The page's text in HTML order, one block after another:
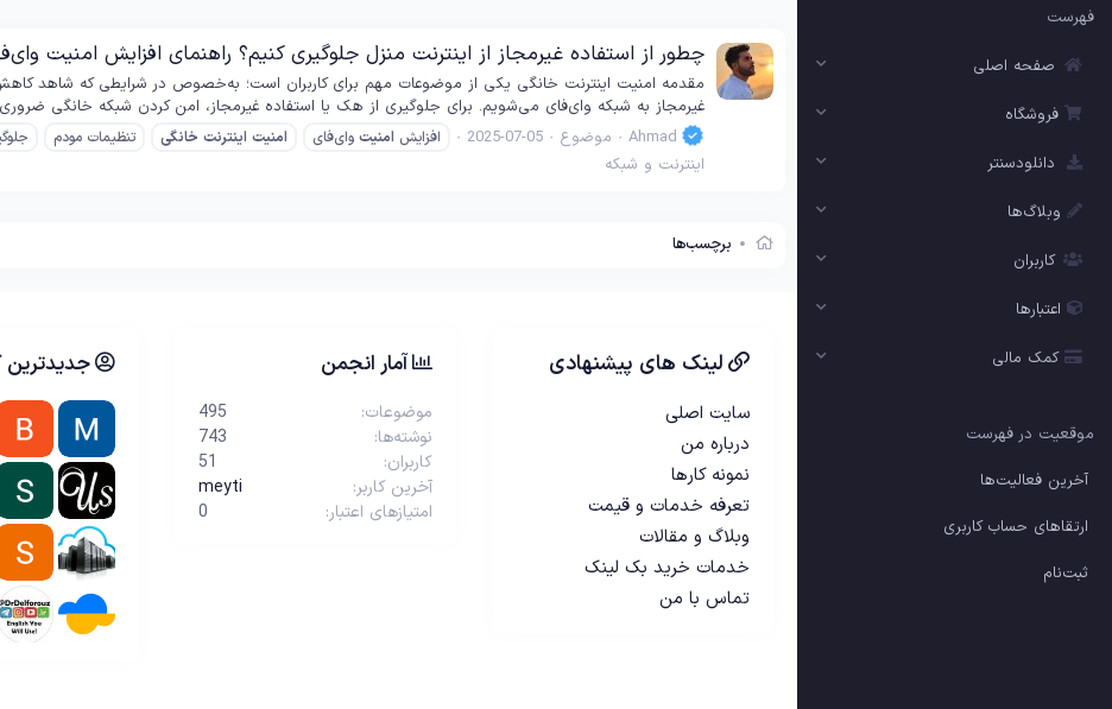
فهرست
صفحه اصلی
فروشگاه
دانلودسنتر
وبلاگ‌ها
کاربران
اعتبارها
کمک مالی
موقعیت در فهرست
آخرین فعالیت‌ها
ارتقاهای حساب کاربری
ثبت‌نام
چطور از استفاده غیرمجاز از اینترنت منزل جلوگیری کنیم؟ راهنمای افزایش امنیت
مقدمه امنیت اینترنت خانگی یکی از موضوعات مهم برای کاربران است؛ به‌خصوص در شرایطی که
غیرمجاز به شبکه وای‌فای می‌شویم. برای جلوگیری از هک یا استفاده غیرمجاز، امن کردن شبکه خانگی
Ahmad
موضوع 2025-07-05 افزایش امنیت وای‌فای امنیت اینترنت خانگی تنظیمات مودم
اینترنت و شبکه
برچسب‌ها
لینک های پیشنهادی
سایت اصلی
درباره من
نمونه کارها
تعرفه خدمات و قیمت
وبلاگ و مقالات
خدمات خرید بک لینک
تماس با من
آمار انجمن
موضوعات
495
نوشته‌ها
743
کاربران
51
آخرین کاربر
meyti
امتیازهای اعتبار
0
جدیدترین